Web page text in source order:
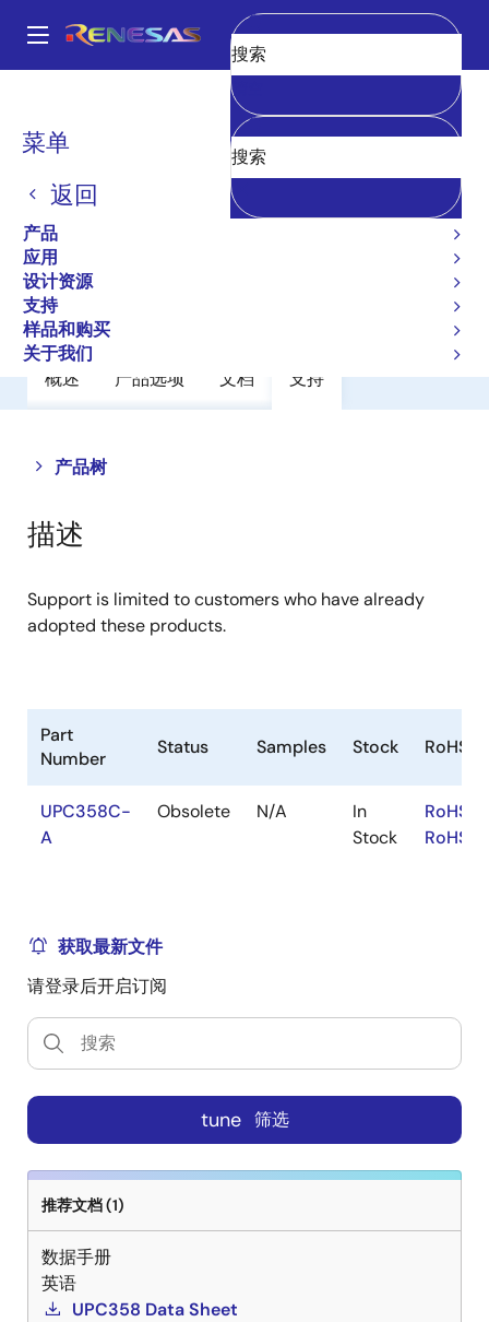
到
Main
navigation
菜单
返回
产品
应用
设计资源
支持
样品和购买
关于我们
清空
面
屑
通用运算放大器
UPC358C
过时
Operational Amplifiers
概述 产品选项 文档 支持
产品树
Close
tree
menu
Open
tree
menu
描述
Support is limited to customers who have already
adopted these products.
Part
Number
Status Samples Stock RoHS
UPC358C-
A
Obsolete N/A
In
Stock
获取最新文件
请登录后开启订阅
tune 筛选
推荐文档 (1)
数据手册
英语
UPC358 Data Sheet